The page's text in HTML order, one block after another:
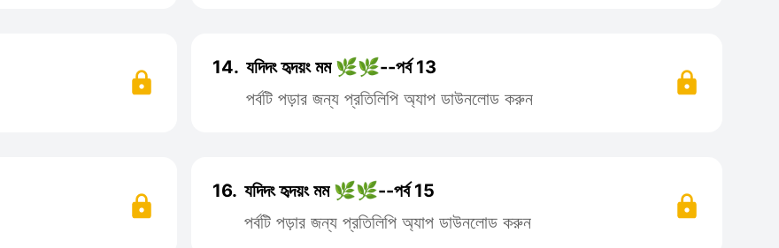
14. যদিদং হৃদয়ং মম 🌿🌿--পর্ব 13
পর্বটি পড়ার জন্য প্রতিলিপি অ্যাপ ডাউনলোড করুন
16. যদিদং হৃদয়ং মম 🌿🌿--পর্ব 15
পর্বটি পড়ার জন্য প্রতিলিপি অ্যাপ ডাউনলোড করুন